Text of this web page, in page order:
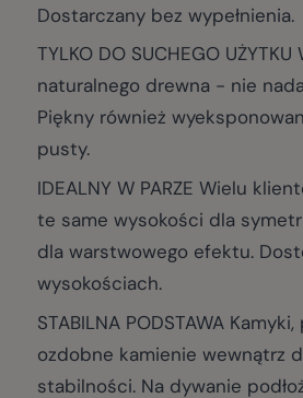
Dostarczany bez wypełnienia.
TYLKO DO SUCHEGO
naturalnego drewna - nie
Piękny również
pusty.
IDEALNY W PARZE Wielu
te same wysokości dla
dla warstwowego efektu.
wysokościach.
STABILNA PODSTAWA
ozdobne kamienie wewnątrz
stabilności. Na dywanie